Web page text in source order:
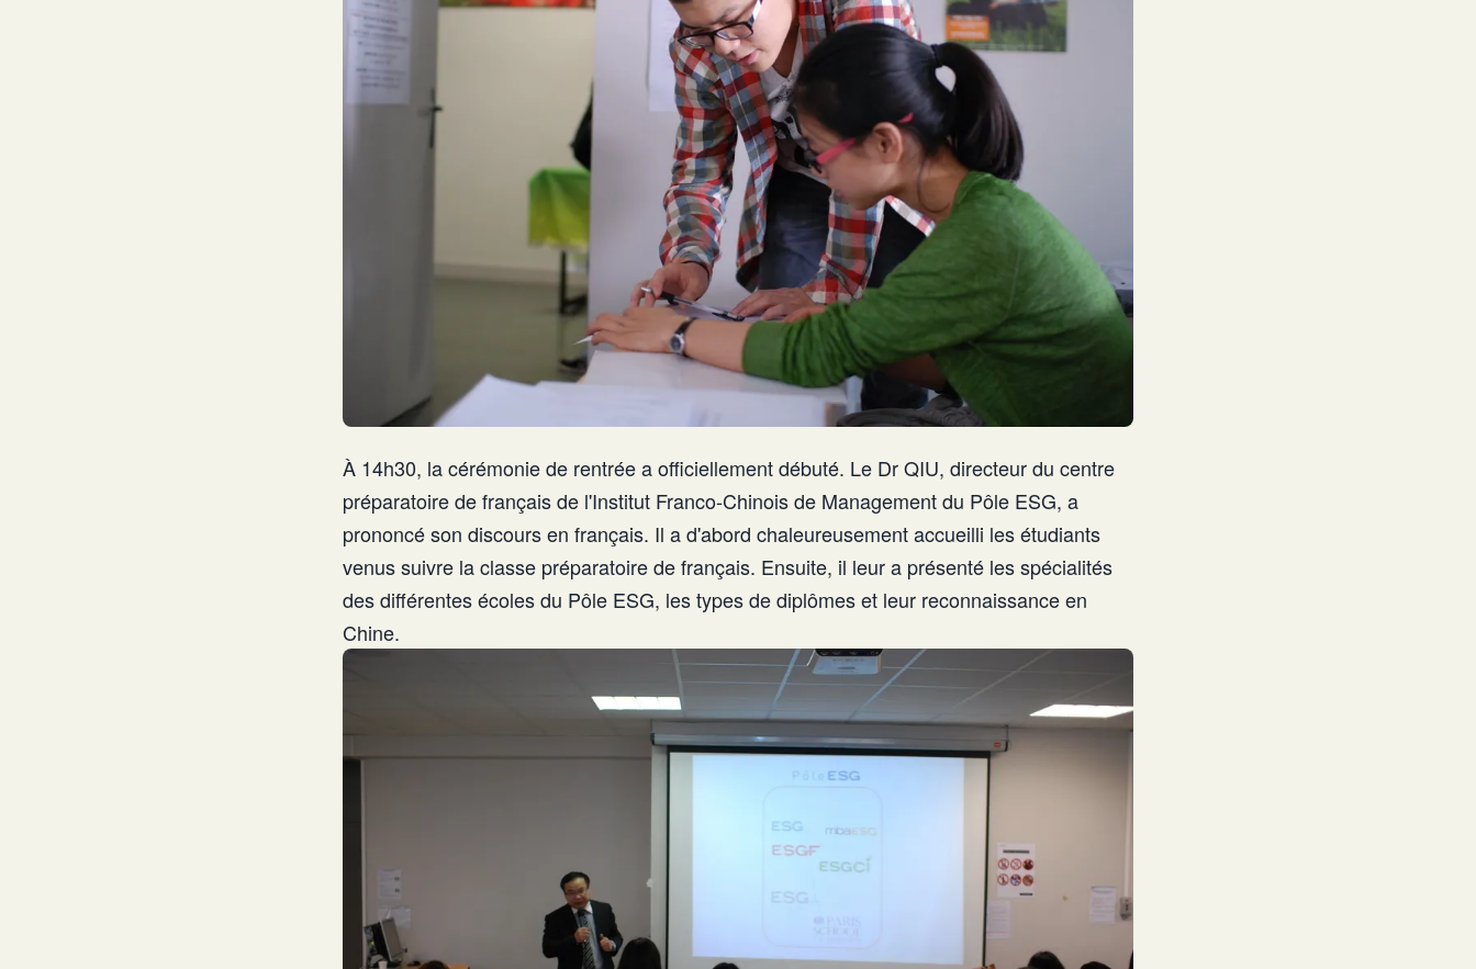
À 14h30, la cérémonie de rentrée a officiellement débuté. Le Dr QIU, directeur du centre
préparatoire de français de l'Institut Franco-Chinois de Management du Pôle ESG, a
prononcé son discours en français. Il a d'abord chaleureusement accueilli les étudiants
venus suivre la classe préparatoire de français. Ensuite, il leur a présenté les spécialités
des différentes écoles du Pôle ESG, les types de diplômes et leur reconnaissance en
Chine.